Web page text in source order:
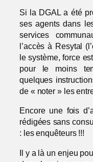
Si la DGAL a été
ses agents dans
services
l’accès à Resytal
le système, force
pour le moins
quelques
de « noter » les
Encore une fois
rédigées sans
: les enquêteurs !!!
Il y a là un enjeu